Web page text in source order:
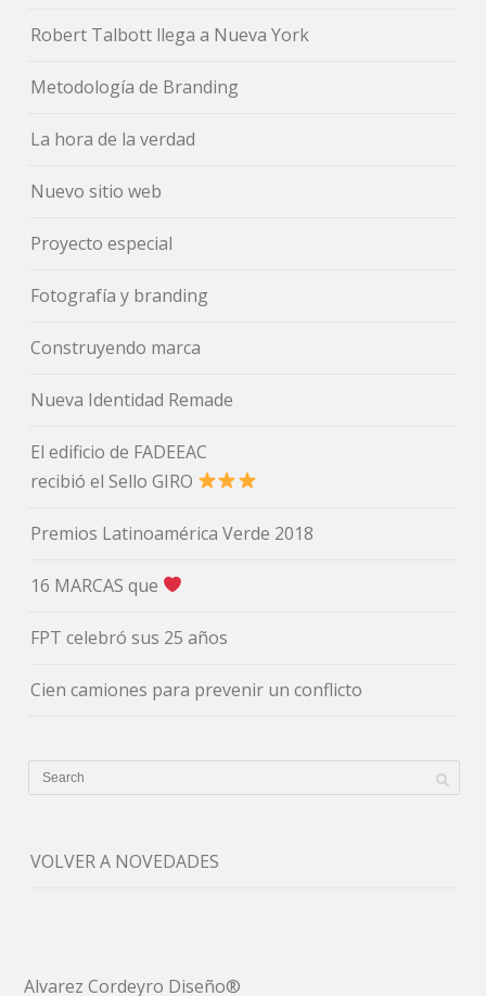
Robert Talbott llega a Nueva York
Metodología de Branding
La hora de la verdad
Nuevo sitio web
Proyecto especial
Fotografía y branding
Construyendo marca
Nueva Identidad Remade
El edificio de FADEEAC
recibió el Sello GIRO
Premios Latinoamérica Verde 2018
16 MARCAS que
FPT celebró sus 25 años
Cien camiones para prevenir un conflicto
VOLVER A NOVEDADES
Alvarez Cordeyro Diseño®